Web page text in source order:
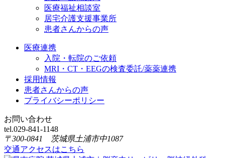
医療福祉相談室
居宅介護支援事業所
患者さんからの声
医療連携
入院・転院のご依頼
MRI・CT・EEGの検査委託/薬薬連携
採用情報
患者さんからの声
プライバシーポリシー
お問い合わせ
tel.029-841-1148
〒300-0841 茨城県土浦市中1087
交通アクセスはこちら